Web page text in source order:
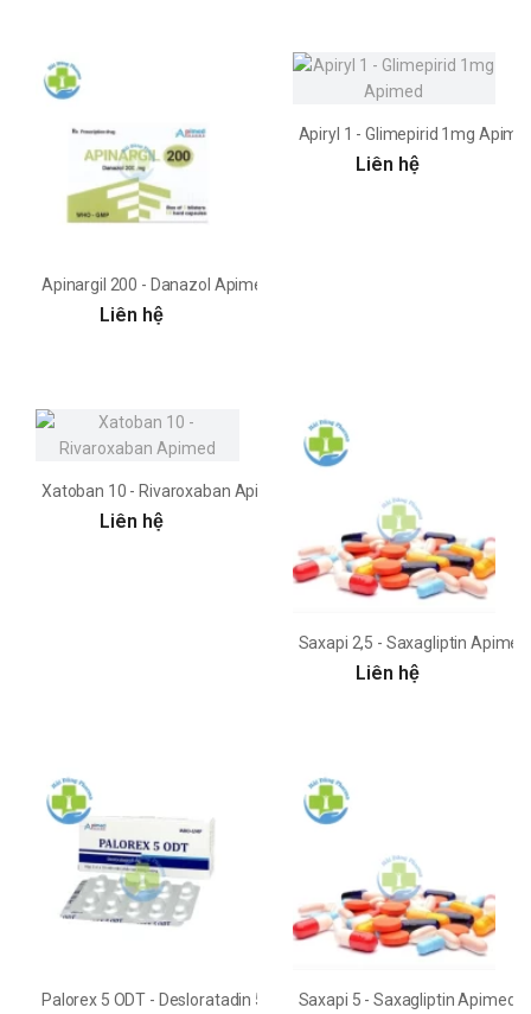
Apinargil 200 - Danazol Apimed
Liên hệ
Apiryl 1 - Glimepirid 1mg
Liên hệ
Xatoban 10 - Rivaroxaban Apimed
Liên hệ
Saxapi 2,5 - Saxagliptin Apimed
Liên hệ
Palorex 5 ODT - Desloratadin 5mg ApimedSaxapi 5 - Saxagliptin Apimed